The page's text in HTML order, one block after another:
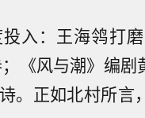
入：王海鸰打
《风与潮》编
。正如北村所